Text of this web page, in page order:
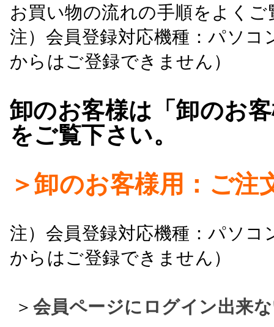
お買い物の流れの手順をよくご
注）会員登録対応機種：パソ
からはご登録できません）
卸のお客様は「卸のお
をご覧下さい。
＞卸のお客様用：ご注
注）会員登録対応機種：パソ
からはご登録できません）
＞ 会員ページにログイン出来